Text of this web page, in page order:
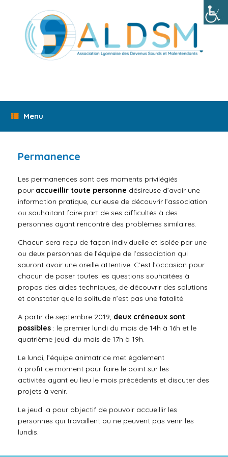
Menu
Permanence
Les permanences sont des moments privilégiés
pour accueillir toute personne désireuse d’avoir une
information pratique, curieuse de découvrir l’association
ou souhaitant faire part de ses difficultés à des
personnes ayant rencontré des problèmes similaires.
Chacun sera reçu de façon individuelle et isolée par une
ou deux personnes de l’équipe de l’association qui
sauront avoir une oreille attentive. C’est l’occasion pour
chacun de poser toutes les questions souhaitées à
propos des aides techniques, de découvrir des solutions
et constater que la solitude n’est pas une fatalité.
A partir de septembre 2019, deux créneaux sont
possibles : le premier lundi du mois de 14h à 16h et le
quatrième jeudi du mois de 17h à 19h.
Le lundi, l’équipe animatrice met également
à profit ce moment pour faire le point sur les
activités ayant eu lieu le mois précédents et discuter des
projets à venir.
Le jeudi a pour objectif de pouvoir accueillir les
personnes qui travaillent ou ne peuvent pas venir les
lundis.